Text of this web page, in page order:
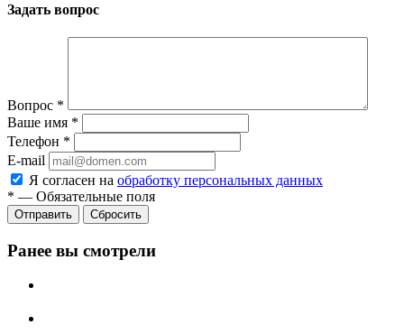
Задать вопрос
Вопрос *
Ваше имя *
Телефон *
E-mail
Я согласен на обработку персональных данных
* — Обязательные поля
Отправить Сбросить
Ранее вы смотрели